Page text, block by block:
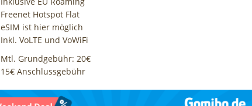
Freenet Hotspot Flat
eSIM ist hier möglich
Inkl. VoLTE und VoWiFi
Mtl. Grundgebühr: 20€
15€ Anschlussgebühr